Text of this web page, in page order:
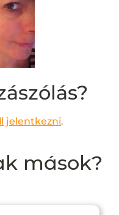
jelentkezni.
mások?